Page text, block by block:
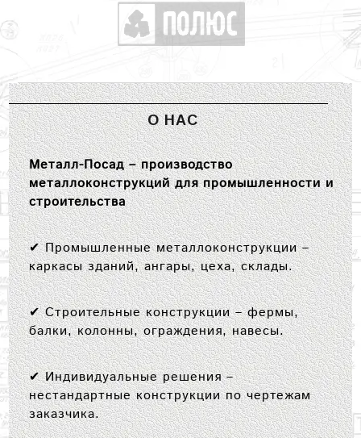
О НАС
Металл-Посад – производство
металлоконструкций для промышленности и
строительства
✔Промышленные металлоконструкции–
каркасы зданий, ангары, цеха, склады.
✔Строительные конструкции– фермы,
балки, колонны, ограждения, навесы.
✔Индивидуальные решения–
нестандартные конструкции по чертежам
заказчика.